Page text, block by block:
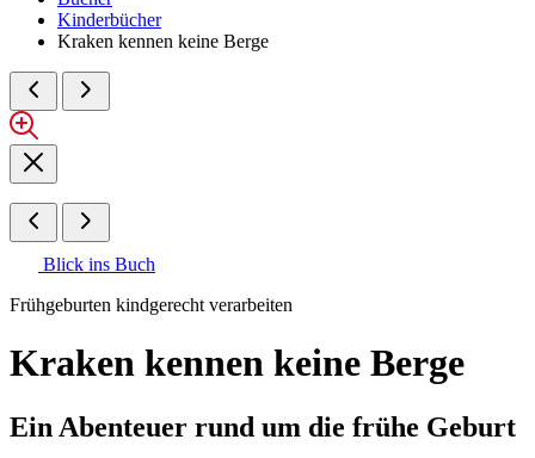
Kinderbücher
Kraken kennen keine Berge
Blick ins Buch
Frühgeburten kindgerecht verarbeiten
Kraken kennen keine Berge
Ein Abenteuer rund um die frühe Geburt